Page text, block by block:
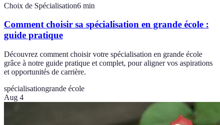
Choix de Spécialisation6 min
Comment choisir sa spécialisation en grande école :
guide pratique
Découvrez comment choisir votre spécialisation en grande école
grâce à notre guide pratique et complet, pour aligner vos aspirations
et opportunités de carrière.
spécialisationgrande école
Aug 4